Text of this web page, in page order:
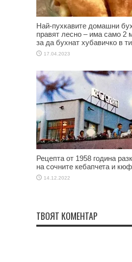
Най-пухкавите домашни
правят лесно – има само 2
за да бухнат хубавичко в
17.04.2023
Рецепта от 1958 година
на сочните кебапчета и
14.12.2022
ТВОЯТ КОМЕНТАР